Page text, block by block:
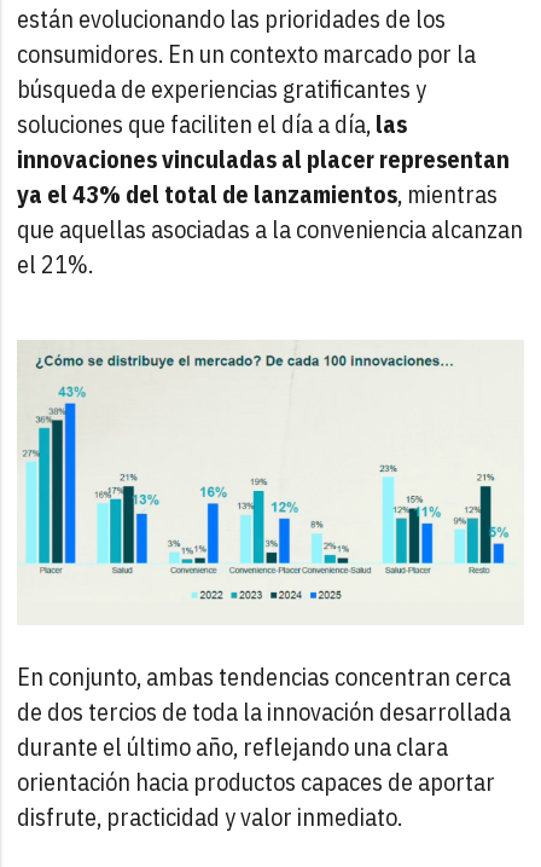
están evolucionando las prioridades de los
consumidores. En un contexto marcado por la
búsqueda de experiencias gratificantes y
soluciones que faciliten el día a día,las
innovaciones vinculadas al placer representan
ya el 43% del total de lanzamientos, mientras
que aquellas asociadas a la conveniencia alcanzan
el 21%.
En conjunto, ambas tendencias concentran cerca
de dos tercios de toda la innovación desarrollada
durante el último año, reflejando una clara
orientación hacia productos capaces de aportar
disfrute, practicidad y valor inmediato.